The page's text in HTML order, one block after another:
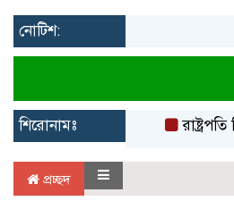
নোটিশ:
শিরোনামঃ
প্রচ্ছদ